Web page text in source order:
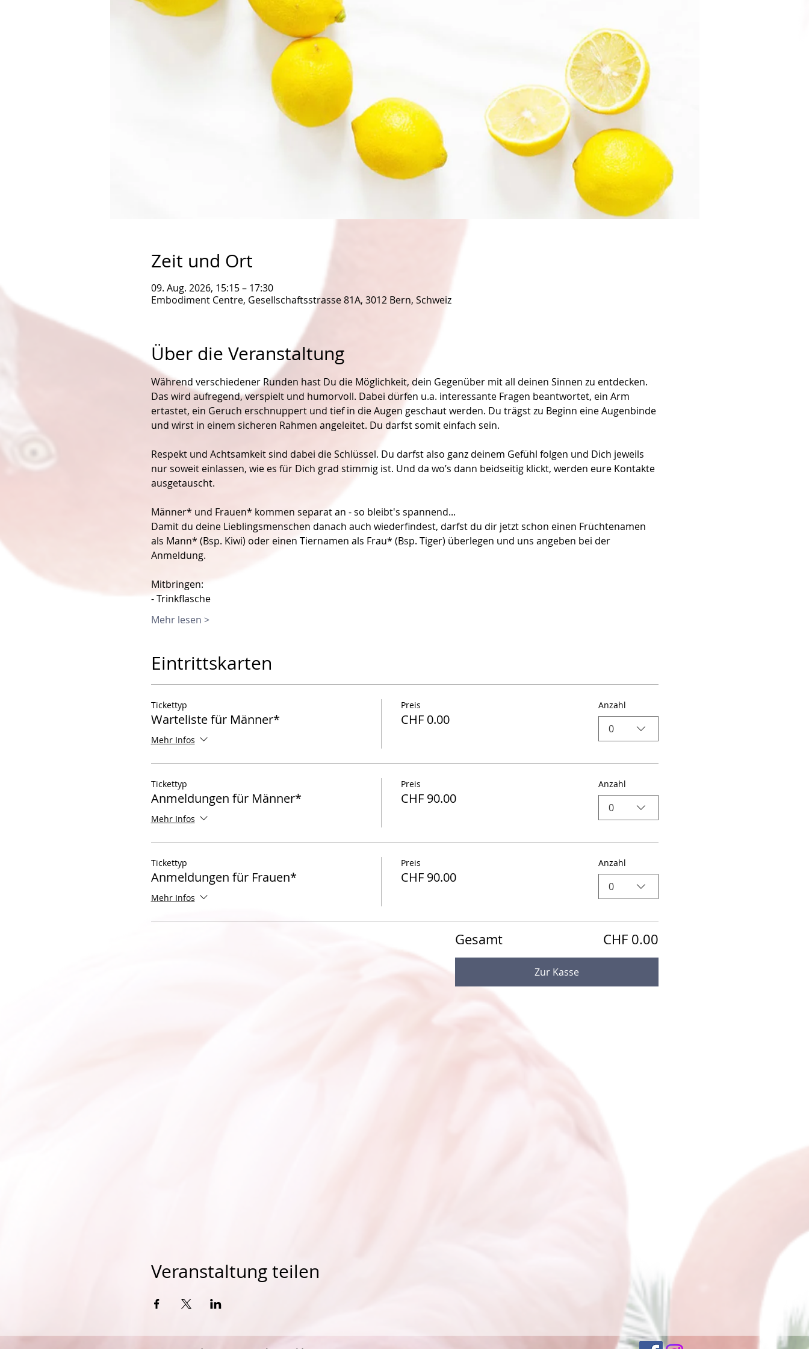
Zeit und Ort
09. Aug. 2026, 15:15 – 17:30
Embodiment Centre, Gesellschaftsstrasse 81A, 3012 Bern, Schweiz
Über die Veranstaltung
Während verschiedener Runden hast Du die Möglichkeit, dein Gegenüber mit all deinen Sinnen zu entdecken.
Das wird aufregend, verspielt und humorvoll. Dabei dürfen u.a. interessante Fragen beantwortet, ein Arm
ertastet, ein Geruch erschnuppert und tief in die Augen geschaut werden. Du trägst zu Beginn eine Augenbinde
und wirst in einem sicheren Rahmen angeleitet. Du darfst somit einfach sein.
Respekt und Achtsamkeit sind dabei die Schlüssel. Du darfst also ganz deinem Gefühl folgen und Dich jeweils
nur soweit einlassen, wie es für Dich grad stimmig ist. Und da wo’s dann beidseitig klickt, werden eure Kontakte
ausgetauscht.
Männer* und Frauen* kommen separat an - so bleibt's spannend...
Damit du deine Lieblingsmenschen danach auch wiederfindest, darfst du dir jetzt schon einen Früchtenamen
als Mann* (Bsp. Kiwi) oder einen Tiernamen als Frau* (Bsp. Tiger) überlegen und uns angeben bei der
Anmeldung.
Mitbringen:
- Trinkflasche
Mehr lesen >
Eintrittskarten
Tickettyp
Warteliste für Männer*
Mehr Infos
Preis
CHF 0.00
Anzahl
0
Tickettyp
Anmeldungen für Männer*
Mehr Infos
Preis
CHF 90.00
Anzahl
0
Tickettyp
Anmeldungen für Frauen*
Mehr Infos
Preis
CHF 90.00
Anzahl
0
Gesamt CHF 0.00
Zur Kasse
Veranstaltung teilen